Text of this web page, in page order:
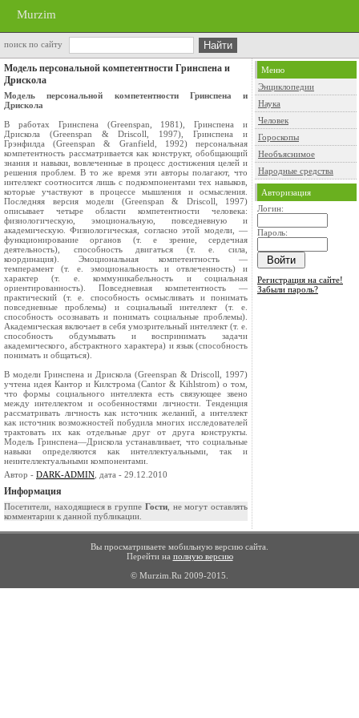
Murzim
поиск по сайту
Модель персональной компетентности Гринспена и
Дрискола
Модель персональной компетентности Гринспена и
Дрискола
В работах Гринспена (Greenspan, 1981), Гринспена и
Дрискола (Greenspan & Driscoll, 1997), Гринспена и
Грэнфилда (Greenspan & Granfield, 1992) персональная
компетентность рассматривается как конструкт, обобщающий
знания и навыки, вовлеченные в процесс достижения целей и
решения проблем. В то же время эти авторы полагают, что
интеллект соотносится лишь с подкомпонентами тех навыков,
которые участвуют в процессе мышления и осмысления.
Последняя версия модели (Greenspan & Driscoll, 1997)
описывает четыре области компетентности человека:
физиологическую, эмоциональную, повседневную и
академическую. Физиологическая, согласно этой модели, —
функционирование органов (т. е зрение, сердечная
деятельность), способность двигаться (т. е. сила,
координация). Эмоциональная компетентность —
темперамент (т. е. эмоциональность и отвлеченность) и
характер (т. е. коммуникабельность и социальная
ориентированность). Повседневная компетентность —
практический (т. е. способность осмысливать и понимать
повседневные проблемы) и социальный интеллект (т. е.
способность осознавать и понимать социальные проблемы).
Академическая включает в себя умозрительный интеллект (т. е.
способность обдумывать и воспринимать задачи
академического, абстрактного характера) и язык (способность
понимать и общаться).
В модели Гринспена и Дрискола (Greenspan & Driscoll, 1997)
учтена идея Кантор и Килстрома (Cantor & Kihlstrom) о том,
что формы социального интеллекта есть связующее звено
между интеллектом и особенностями личности. Тенденция
рассматривать личность как источник желаний, а интеллект
как источник возможностей побудила многих исследователей
трактовать их как отдельные друг от друга конструкты.
Модель Гринспена—Дрискола устанавливает, что социальные
навыки определяются как интеллектуальными, так и
неинтеллектуальными компонентами.
Автор - DARK-ADMIN , дата - 29.12.2010
Информация
Посетители, находящиеся в группе Гости, не могут оставлять
комментарии к данной публикации.
Меню
Энциклопедии
Наука
Человек
Гороскопы
Необъяснимое
Народные средства
Авторизация
Логин:
Пароль:
Регистрация на сайте!
Забыли пароль?
Вы просматриваете мобильную версию сайта.
Перейти на полную версию
© Murzim.Ru 2009-2015.